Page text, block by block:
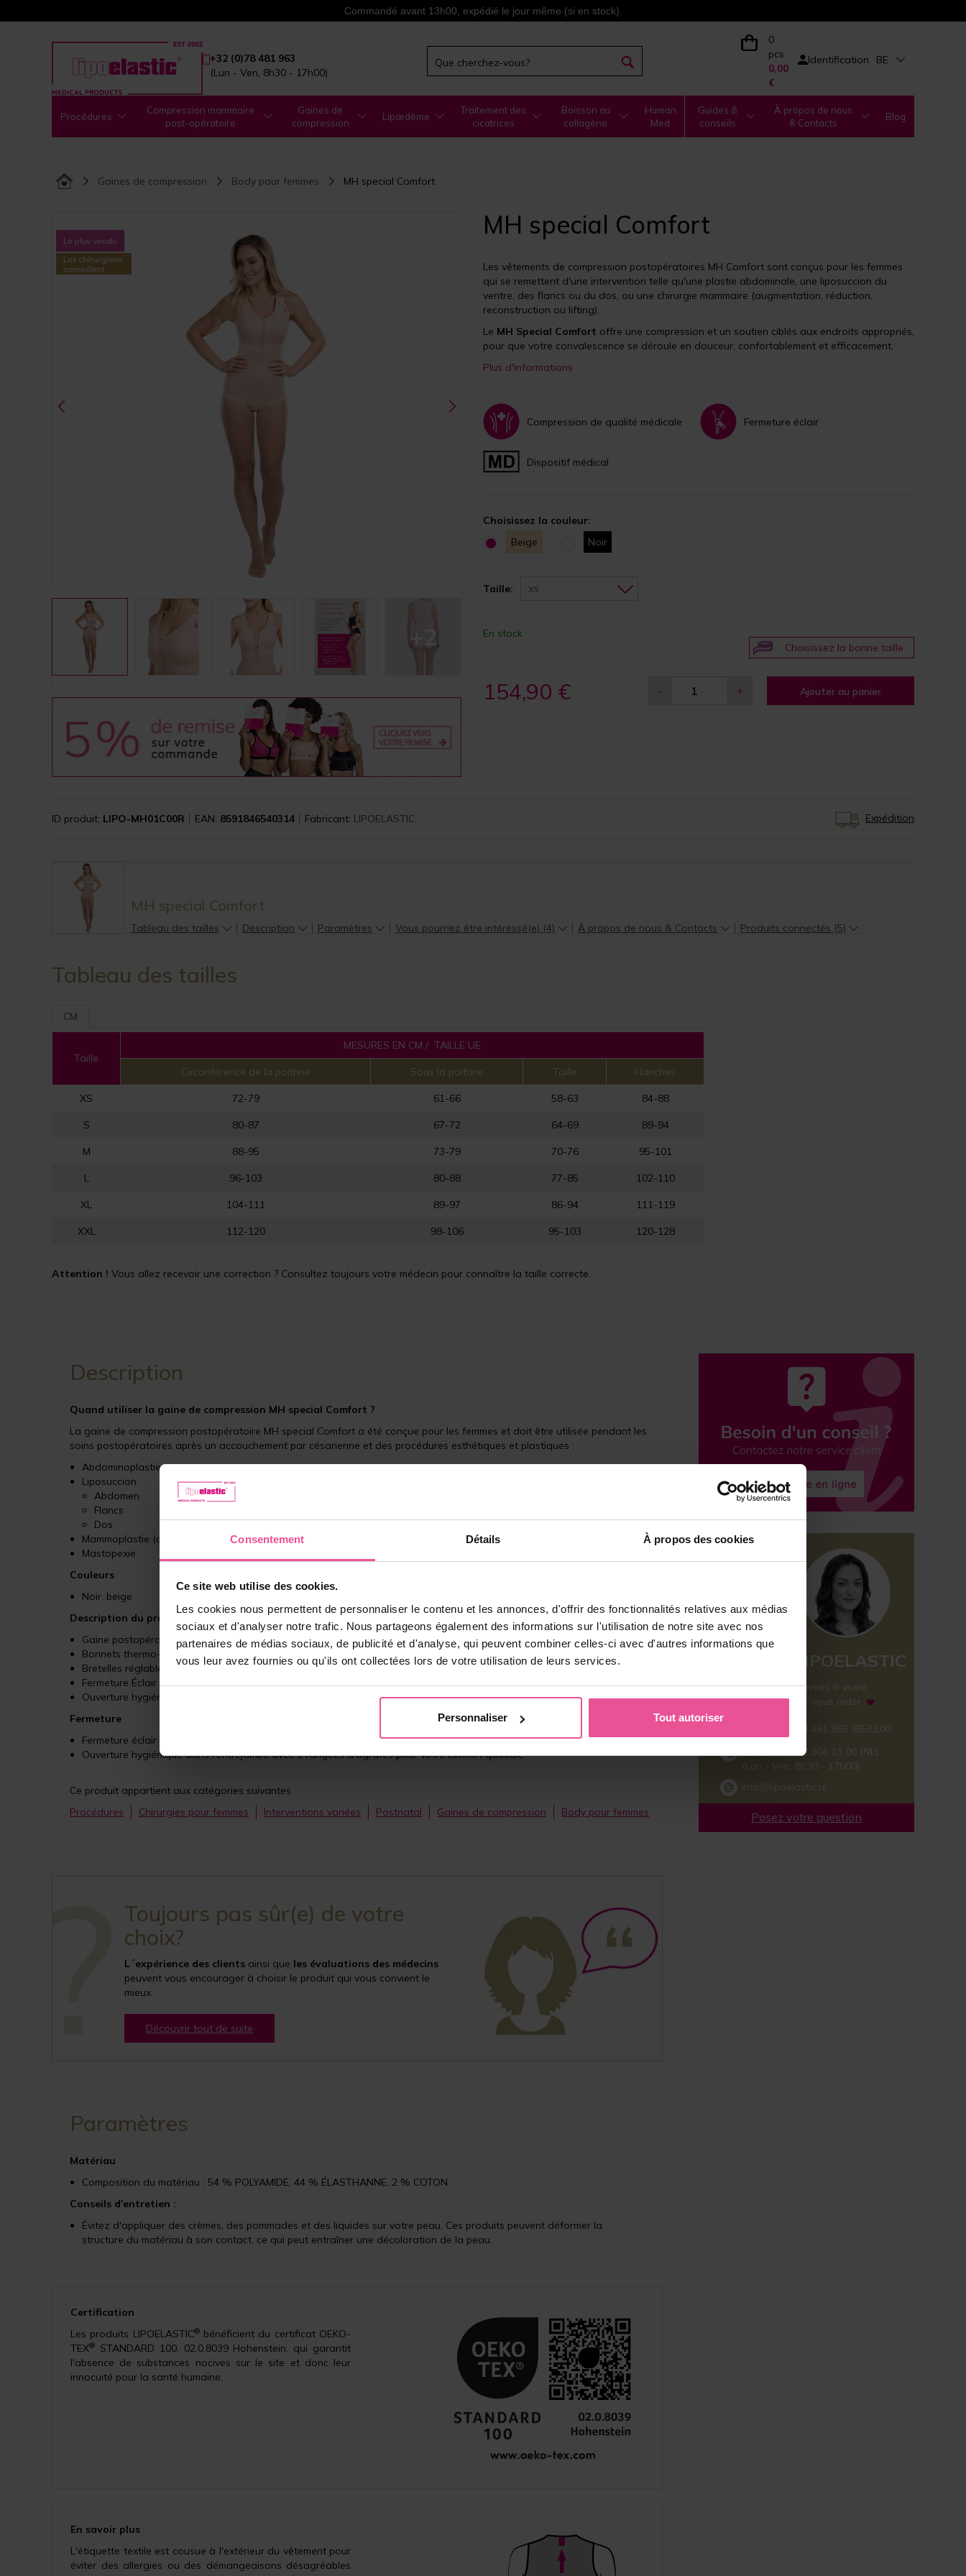
Consentement Détails À propos des cookies
Ce site web utilise des cookies.
Les cookies nous permettent de personnaliser le contenu et les annonces, d'offrir des fonctionnalités relatives aux médias
sociaux et d'analyser notre trafic. Nous partageons également des informations sur l'utilisation de notre site avec nos
partenaires de médias sociaux, de publicité et d'analyse, qui peuvent combiner celles-ci avec d'autres informations que
vous leur avez fournies ou qu'ils ont collectées lors de votre utilisation de leurs services.
Personnaliser Tout autoriser
Commandé avant 13h00, expédié le jour même (si en stock).
+32 (0)78 481 963
(Lun - Ven, 8h30 - 17h00)
0
pcs
0,00
€
Identification BE
Procédures
Compression mammaire
post-opératoire
Gaines de
compression
Lipœdème
Traitement des
cicatrices
Boisson au
collagène
Human
Med
Guides &
conseils
À propos de nous
& Contacts
Blog
Gaines de compression Body pour femmes MH special Comfort
+2
.
MH special Comfort
Les vêtements de compression postopératoires MH Comfort sont conçus pour les femmes
qui se remettent d'une intervention telle qu'une plastie abdominale, une liposuccion du
ventre, des flancs ou du dos, ou une chirurgie mammaire (augmentation, réduction,
reconstruction ou lifting).
Le MH Special Comfort offre une compression et un soutien ciblés aux endroits appropriés,
pour que votre convalescence se déroule en douceur, confortablement et efficacement.
Plus d'informations
Compression de qualité médicale Fermeture éclair
Dispositif médical
Choisissez la couleur:
Beige
Noir
Taille: XS
En stock
Choisissez la bonne taille
154,90 € - + Ajouter au panier
ID produit: LIPO-MH01C00R EAN: 8591846540314 Fabricant: LIPOELASTIC Expédition
MH special Comfort
Tableau des tailles Description Paramètres Vous pourriez être intéressé(e) (4) À propos de nous & Contacts Produits connectés (5)
Tableau des tailles
CM
Taille
MESURES EN CM / TAILLE UE
Circonférence de la poitrine Sous la poitrine Taille Hanches
XS 72-79 61-66 58-63 84-88
S 80-87 67-72 64-69 89-94
M 88-95 73-79 70-76 95-101
L 96-103 80-88 77-85 102-110
XL 104-111 89-97 86-94 111-119
XXL 112-120 98-106 95-103 120-128
Attention ! Vous allez recevoir une correction ? Consultez toujours votre médecin pour connaître la taille correcte.
Description
Quand utiliser la gaine de compression MH special Comfort ?
La gaine de compression postopératoire MH special Comfort a été conçue pour les femmes et doit être utilisée pendant les
soins postopératoires après un accouchement par césarienne et des procédures esthétiques et plastiques :
Abdominoplastie
Liposuccion
Abdomen
Flancs
Dos
Mammoplastie (augmentation, réduction mammaire, reconstruction mammaire)
Mastopexie
Couleurs
Noir, beige
Description du produit
Gaine postopératoire pour femmes de type body sans panty ni manches.
Bonnets thermo-moulés et sans couture pour un confort maximal lors du port.
Bretelles réglables avec 4 rangées d'agrafes.
Fermeture Éclair située à l'avant du vêtement, entre les seins, et doublée.
Ouverture hygiénique réglable pour une manipulation facile pendant la convalescence.
Fermeture
Fermeture éclair sur la partie avant soutenue par une rangée d'agrafes pour une manipulation facile
Ouverture hygiénique dans l'entrejambe avec 3 rangées d'agrafes pour votre confort quotidie
Ce produit appartient aux catégories suivantes
Procédures
Chirurgies pour femmes Interventions variées Postnatal Gaines de compression Body pour femmes
L´ÉQUIPE LIPOELASTIC
Nous sommes à votre
disposition pour vous aider
+32 (0)78 481 963 (BE/LUX)
+31 (0)40 304 13 00 (NL)
(Lun - Ven, 8h30 - 17h00)
info@lipoelastic.nl
Posez votre question
Toujours pas sûr(e) de votre
choix?
L´expérience des clients ainsi que les évaluations des médecins
peuvent vous encourager à choisir le produit qui vous convient le
mieux.
Découvrir tout de suite
Paramètres
Matériau
Composition du matériau : 54 % POLYAMIDE, 44 % ÉLASTHANNE, 2 % COTON
Conseils d'entretien :
Évitez d'appliquer des crèmes, des pommades et des liquides sur votre peau. Ces produits peuvent déformer la
structure du matériau à son contact, ce qui peut entraîner une décoloration de la peau.
Certification
Les produits LIPOELASTIC®bénéficient du certificat OEKO-
TEX® STANDARD 100, 02.0.8039 Hohenstein, qui garantit
l'absence de substances nocives sur le site et donc leur
innocuité pour la santé humaine.
En savoir plus
L'étiquette textile est cousue à l'extérieur du vêtement pour
éviter des allergies ou des démangeaisons désagréables